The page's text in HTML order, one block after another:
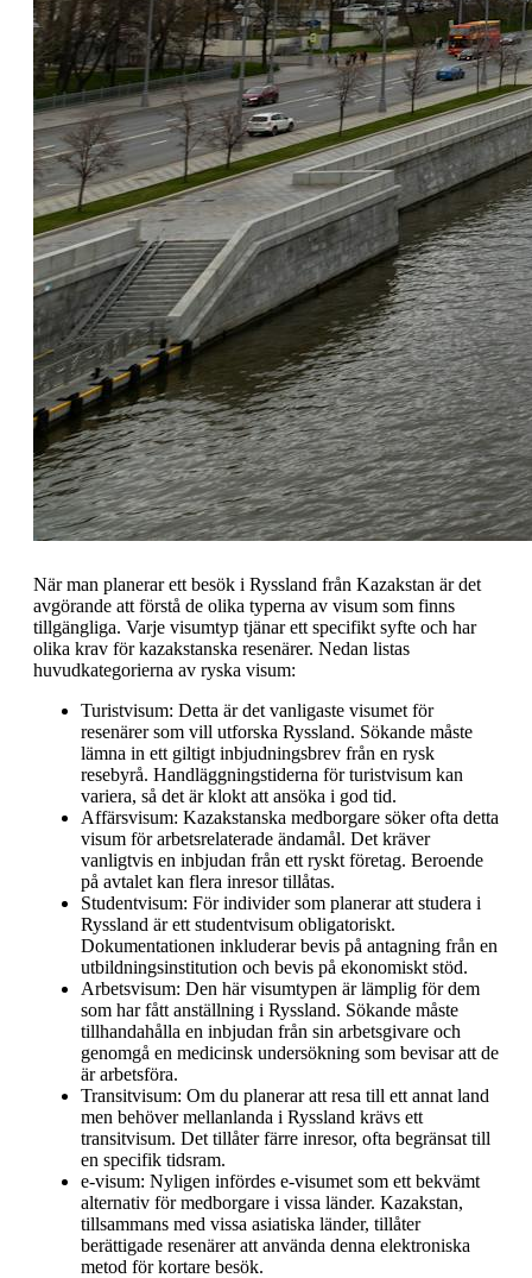
När man planerar ett besök i Ryssland från Kazakstan är det
avgörande att förstå de olika typerna av visum som finns
tillgängliga. Varje visumtyp tjänar ett specifikt syfte och har
olika krav för kazakstanska resenärer. Nedan listas
huvudkategorierna av ryska visum:
Turistvisum: Detta är det vanligaste visumet för
resenärer som vill utforska Ryssland. Sökande måste
lämna in ett giltigt inbjudningsbrev från en rysk
resebyrå. Handläggningstiderna för turistvisum kan
variera, så det är klokt att ansöka i god tid.
Affärsvisum: Kazakstanska medborgare söker ofta detta
visum för arbetsrelaterade ändamål. Det kräver
vanligtvis en inbjudan från ett ryskt företag. Beroende
på avtalet kan flera inresor tillåtas.
Studentvisum: För individer som planerar att studera i
Ryssland är ett studentvisum obligatoriskt.
Dokumentationen inkluderar bevis på antagning från en
utbildningsinstitution och bevis på ekonomiskt stöd.
Arbetsvisum: Den här visumtypen är lämplig för dem
som har fått anställning i Ryssland. Sökande måste
tillhandahålla en inbjudan från sin arbetsgivare och
genomgå en medicinsk undersökning som bevisar att de
är arbetsföra.
Transitvisum: Om du planerar att resa till ett annat land
men behöver mellanlanda i Ryssland krävs ett
transitvisum. Det tillåter färre inresor, ofta begränsat till
en specifik tidsram.
e-visum: Nyligen infördes e-visumet som ett bekvämt
alternativ för medborgare i vissa länder. Kazakstan,
tillsammans med vissa asiatiska länder, tillåter
berättigade resenärer att använda denna elektroniska
metod för kortare besök.